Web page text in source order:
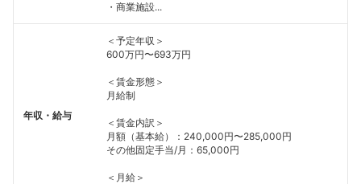
・商業施設...
年収・給与
＜予定年収＞
600万円〜693万円
＜賃金形態＞
月給制
＜賃金内訳＞
月額（基本給）：240,000円〜285,000円
その他固定手当/月：65,000円
＜月給＞